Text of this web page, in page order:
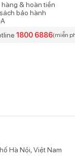
mại, an toàn với
ấm áp nhưng
của nhiều bé,
hàng & hoàn tiền
bảo hành
1800 6886(miễn
Hà Nội, Việt Nam